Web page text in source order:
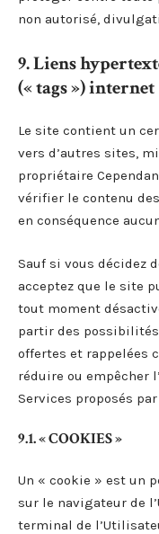
non autorisé,
9. Liens
(« tags ») internet
Le site contient un
vers d’autres sites,
propriétaire
vérifier le contenu
en conséquence
Sauf si vous décidez
acceptez que le site
tout moment
partir des
offertes et rappelées
réduire ou empêcher
Services proposés
9.1. « COOKIES »
Un « cookie » est un
sur le navigateur de
terminal de